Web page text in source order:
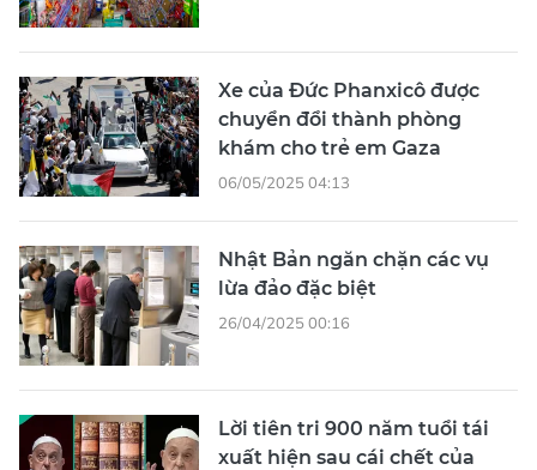
Xe của Đức Phanxicô được
chuyển đổi thành phòng
khám cho trẻ em Gaza
06/05/2025 04:13
Nhật Bản ngăn chặn các vụ
lừa đảo đặc biệt
26/04/2025 00:16
Lời tiên tri 900 năm tuổi tái
xuất hiện sau cái chết của